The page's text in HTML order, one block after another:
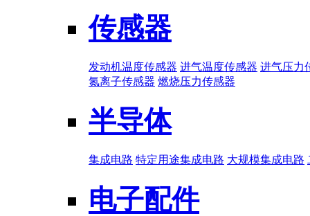
传感器
发动机温度传感器 进气温度传感器 进气压力
氮离子传感器 燃烧压力传感器
半导体
集成电路 特定用途集成电路 大规模集成电路
电子配件